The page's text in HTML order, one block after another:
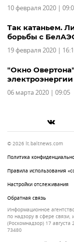
10 февраля 2020 |
Так катаньем.
борьбы с
19 февраля 2020 |
"Окно
06 марта 2020 | 09:05
© 2026 lt.baltnews.com
Политика
Правила использования
Настройки отслеживания
Обратная связь
Информационное
по надзору в сфере
(Роскомнадзор) 17
73480